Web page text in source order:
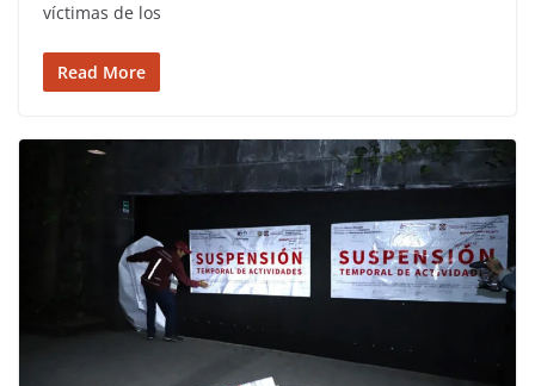
víctimas de los
Read More